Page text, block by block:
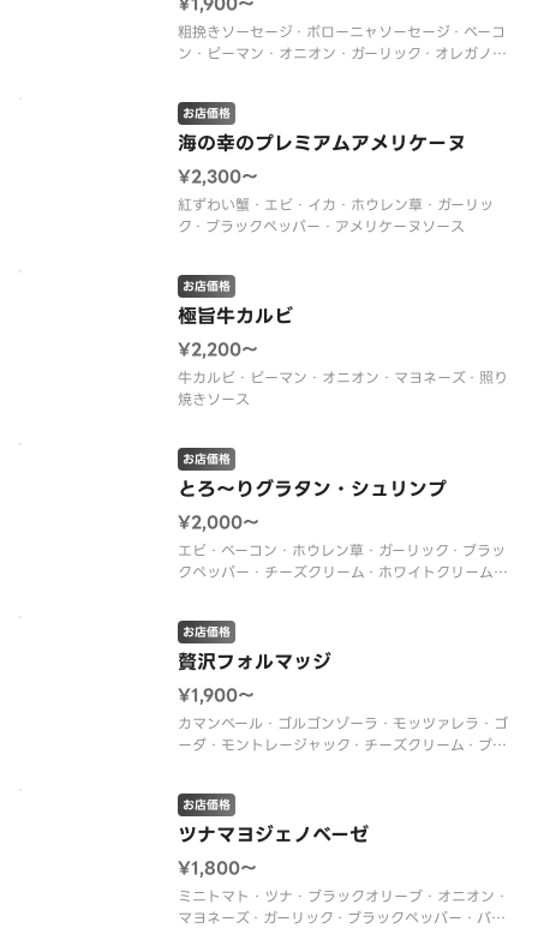
粗挽きソーセージ・ボローニャソーセージ・ベーコ
ン・ピーマン・オニオン・ガーリック・オレガノ・
海の幸のプレミアムアメリケーヌ
お店価格
¥2,300〜
紅ずわい蟹・エビ・イカ・ホウレン草・ガーリッ
ク・ブラックペッパー・アメリケーヌソース
極旨牛カルビ
お店価格
¥2,200〜
牛カルビ・ピーマン・オニオン・マヨネーズ・照り
焼きソース
とろ～りグラタン・シュリンプ
お店価格
¥2,000〜
エビ・ベーコン・ホウレン草・ガーリック・ブラッ
クペッパー・チーズクリーム・ホワイトクリームソ
贅沢フォルマッジ
お店価格
¥1,900〜
カマンベール・ゴルゴンゾーラ・モッツァレラ・ゴ
ーダ・モントレージャック・チーズクリーム・ブラ
ツナマヨジェノベーゼ
お店価格
¥1,800〜
ミニトマト・ツナ・ブラックオリーブ・オニオン・
マヨネーズ・ガーリック・ブラックペッパー・バジ